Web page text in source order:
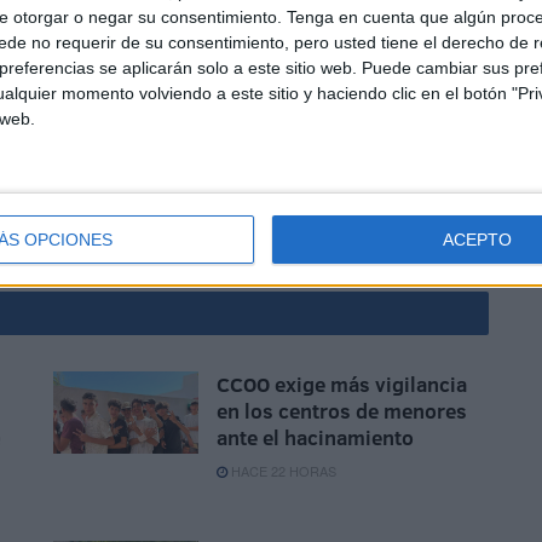
otorgar o negar su consentimiento. Tenga en cuenta que algún
no requerir de su consentimiento, pero usted tiene el derecho de
se aplicarán solo a este sitio web. Puede cambiar sus
momento volviendo a este sitio y haciendo clic en el botón
OPCIONES ACEPTO
subrayan, "retomar cuanto antes el diálogo
“bajo el principio de buena fe que hemos venido
"Ni que decir tiene que, de no obtener respuesta,
concluyen.
CCOO exige más vigilancia
en los centros de menores
ante el hacinamiento
HACE 22 HORAS